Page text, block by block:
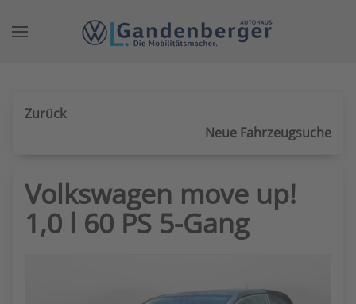
Zurück
Neue Fahrzeugsuche
Volkswagen move up!
1,0 l 60 PS 5-Gang